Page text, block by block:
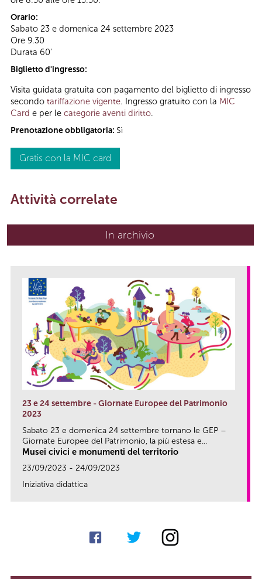
Orario:
Sabato 23 e domenica 24 settembre 2023
Ore 9.30
Durata 60’
Biglietto d'ingresso:
Visita guidata gratuita con pagamento del biglietto di ingresso
secondo tariffazione vigente. Ingresso gratuito con la MIC
Card e per le categorie aventi diritto.
Prenotazione obbligatoria: Sì
Gratis con la MIC card
Attività correlate
In archivio
23 e 24 settembre - Giornate Europee del Patrimonio
2023
Sabato 23 e domenica 24 settembre tornano le GEP –
Giornate Europee del Patrimonio, la più estesa e...
Musei civici e monumenti del territorio
23/09/2023 - 24/09/2023
Iniziativa didattica